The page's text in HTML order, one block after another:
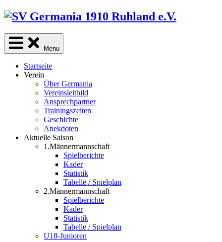
Skip
content
Menu
Startseite
Verein
Über Germania
Vereinsleitbild
Ansprechpartner
Trainingszeiten
Geschichte
Anekdoten
Aktuelle Saison
1.Männermannschaft
Spielberichte
Kader
Statistik
Tabelle / Spielplan
2.Männermannschaft
Spielberichte
Kader
Statistik
Tabelle / Spielplan
U18-Junioren